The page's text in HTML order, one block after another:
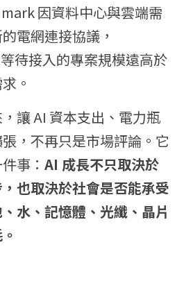
因資料中心與雲端需
電網連接協議，
待接入的專案規模遠高於
。
讓 AI 資本支出、電力瓶
，不再只是市場評論。它
事： AI 成長不只取決於
也取決於社會是否能承受
水、記憶體、光纖、晶片